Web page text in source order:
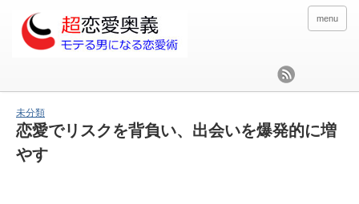
menu
未分類
恋愛でリスクを背負い、出会いを爆発的に増
やす